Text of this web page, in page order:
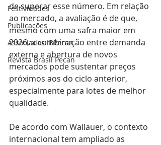
Festividades
Publicações
Associados IBPecan
Revista Brasil Pecan
de superar esse número. Em relação
ao mercado, a avaliação é de que,
mesmo com uma safra maior em
2026, a combinação entre demanda
externa e abertura de novos
mercados pode sustentar preços
próximos aos do ciclo anterior,
especialmente para lotes de melhor
qualidade.
De acordo com Wallauer, o contexto
internacional tem ampliado as